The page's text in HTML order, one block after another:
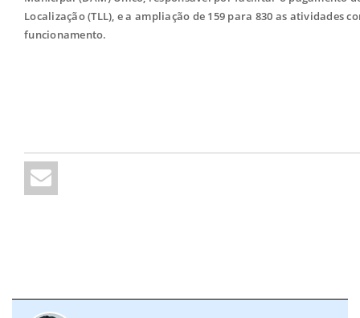
Localização (TLL), e a ampliação de 159 para 830 as
funcionamento.